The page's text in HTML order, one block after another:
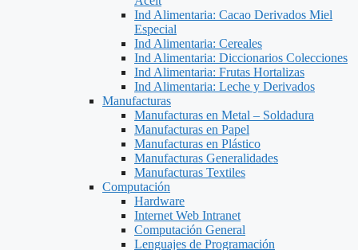
Ind Alimentaria: Cacao Derivados Miel
Especial
Ind Alimentaria: Cereales
Ind Alimentaria: Diccionarios Colecciones
Ind Alimentaria: Frutas Hortalizas
Ind Alimentaria: Leche y Derivados
Manufacturas
Manufacturas en Metal – Soldadura
Manufacturas en Papel
Manufacturas en Plástico
Manufacturas Generalidades
Manufacturas Textiles
Computación
Hardware
Internet Web Intranet
Computación General
Lenguajes de Programación